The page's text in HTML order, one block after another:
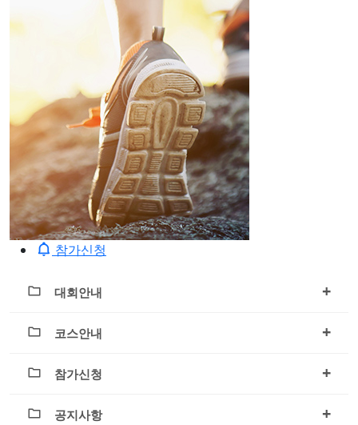
참가신청
대회안내 +
코스안내 +
참가신청 +
공지사항 +